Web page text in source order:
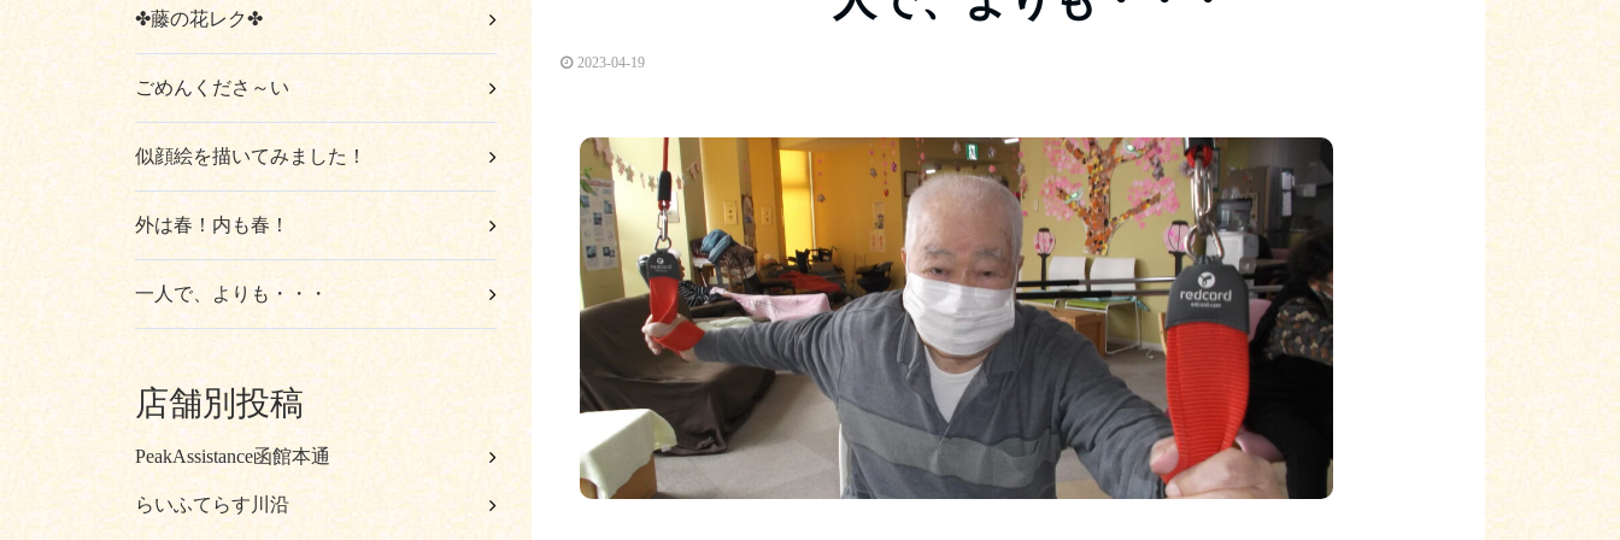
2023-04-19
✤藤の花レク✤
ごめんくださ～い
似顔絵を描いてみました！
外は春！内も春！
一人で、よりも・・・
店舗別投稿
PeakAssistance函館本通
らいふてらす川沿